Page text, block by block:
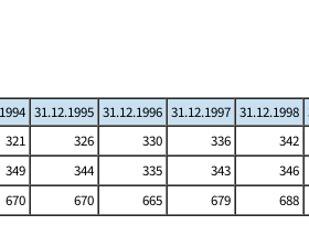
31.12.1995 31.12.1996 31.12.1997 31.12.1998
321 326 330 336 342
349 344 335 343 346
670 670 665 679 688